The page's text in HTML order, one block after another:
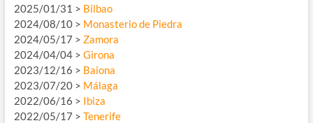
2025/01/31 > Bilbao
2024/08/10 > Monasterio de Piedra
2024/05/17 > Zamora
2024/04/04 > Girona
2023/12/16 > Baiona
2023/07/20 > Málaga
2022/06/16 > Ibiza
2022/05/17 > Tenerife